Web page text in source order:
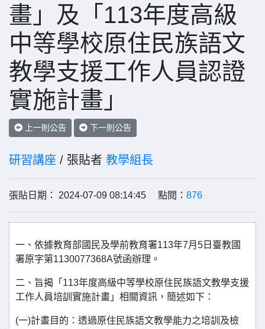
畫」及「113年度高級
中等學校原住民族語文
教學支援工作人員認證
實施計畫」
上一則公告 下一則公告
研習講座 / 張貼者 教學組長
張貼日期： 2024-07-09 08:14:45 點閱： 876
一、依據教育部國民及學前教育署113年7月5日臺教國
署原字第1130077368A號函辦理。
二、旨揭「113年度高級中等學校原住民族語文教學支援
工作人員培訓實施計畫」相關資訊，簡述如下：
(一)計畫目的：透過原住民族語文教學能力之培訓及檢